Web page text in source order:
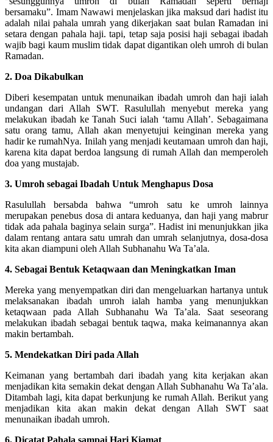
bersamaku”. Imam Nawawi menjelaskan jika maksud dari hadist itu
adalah nilai pahala umrah yang dikerjakan saat bulan Ramadan ini
setara dengan pahala haji. tapi, tetap saja posisi haji sebagai ibadah
wajib bagi kaum muslim tidak dapat digantikan oleh umroh di bulan
Ramadan.
2. Doa Dikabulkan
Diberi kesempatan untuk menunaikan ibadah umroh dan haji ialah
undangan dari Allah SWT. Rasulullah menyebut mereka yang
melakukan ibadah ke Tanah Suci ialah ‘tamu Allah’. Sebagaimana
satu orang tamu, Allah akan menyetujui keinginan mereka yang
hadir ke rumahNya. Inilah yang menjadi keutamaan umroh dan haji,
karena kita dapat berdoa langsung di rumah Allah dan memperoleh
doa yang mustajab.
3. Umroh sebagai Ibadah Untuk Menghapus Dosa
Rasulullah bersabda bahwa “umroh satu ke umroh lainnya
merupakan penebus dosa di antara keduanya, dan haji yang mabrur
tidak ada pahala baginya selain surga”. Hadist ini menunjukkan jika
dalam rentang antara satu umrah dan umrah selanjutnya, dosa-dosa
kita akan diampuni oleh Allah Subhanahu Wa Ta’ala.
4. Sebagai Bentuk Ketaqwaan dan Meningkatkan Iman
Mereka yang menyempatkan diri dan mengeluarkan hartanya untuk
melaksanakan ibadah umroh ialah hamba yang menunjukkan
ketaqwaan pada Allah Subhanahu Wa Ta’ala. Saat seseorang
melakukan ibadah sebagai bentuk taqwa, maka keimanannya akan
makin bertambah.
5. Mendekatkan Diri pada Allah
Keimanan yang bertambah dari ibadah yang kita kerjakan akan
menjadikan kita semakin dekat dengan Allah Subhanahu Wa Ta’ala.
Ditambah lagi, kita dapat berkunjung ke rumah Allah. Berikut yang
menjadikan kita akan makin dekat dengan Allah SWT saat
menunaikan ibadah umroh.
6. Dicatat Pahala sampai Hari Kiamat